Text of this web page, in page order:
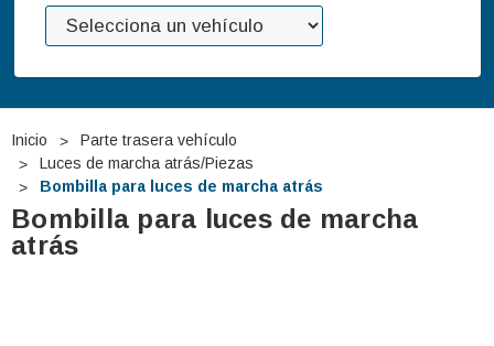
Inicio
Parte trasera vehículo
Luces de marcha atrás/Piezas
Bombilla para luces de marcha atrás
Bombilla para luces de marcha
atrás